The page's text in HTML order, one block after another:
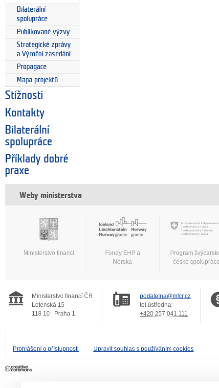
Bilaterální
spolupráce
Publikované výzvy
Strategické zprávy
a Výroční zasedání
Propagace
Mapa projektů
Stížnosti
Kontakty
Bilaterální
spolupráce
Příklady dobré
praxe
Weby ministerstva
Ministerstvo financí
Fondy EHP a
Norska
Program
české
Ministerstvo financí ČR
Letenská 15
118 10
Praha 1
podatelna@mfcr.cz
tel.ústředna:
+420 257 041 111
Prohlášení o přístupnosti Upravit souhlas s používáním cookies